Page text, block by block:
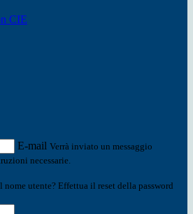
CIE
E-mail Verrà inviato un messaggio
necessarie.
nome utente? Effettua il reset della password